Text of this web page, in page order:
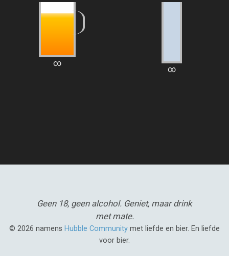
∞
∞
Geen 18, geen alcohol. Geniet, maar drink
met mate.
© 2026 namens Hubble Community met liefde en bier. En liefde
voor bier.